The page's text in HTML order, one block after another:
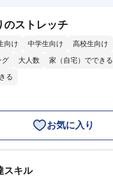
のストレッチ
向け 中学生向け 高校生向け
グ
大人数
家（自宅）でできる
る
お気に入り
スキル